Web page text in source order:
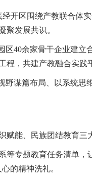
开区围绕产教联合体
聚发展共识。
40余家骨干企业建立
程，共建产教融合实践
谋篇布局、以系统思
能、民族团结教育三
专题教育任务清单，
的精神洗礼。